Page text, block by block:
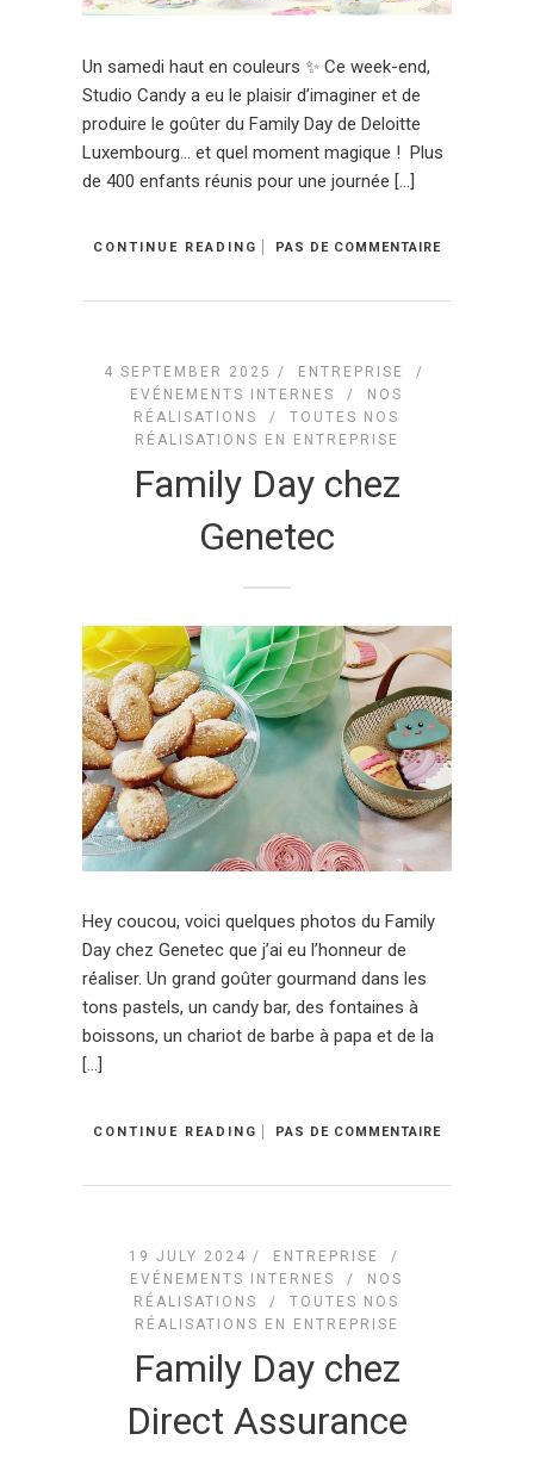
Un samedi haut en couleurs ✨ Ce week-end,
Studio Candy a eu le plaisir d’imaginer et de
produire le goûter du Family Day de Deloitte
Luxembourg… et quel moment magique ! ‍‍‍ Plus
de 400 enfants réunis pour une journée […]
CONTINUE READING PAS DE COMMENTAIRE
4 SEPTEMBER 2025 / ENTREPRISE
/
EVÉNEMENTS INTERNES
/
NOS
RÉALISATIONS
/TOUTES NOS
RÉALISATIONS EN ENTREPRISE
Family Day chez
Genetec
Hey coucou, voici quelques photos du Family
Day chez Genetec que j’ai eu l’honneur de
réaliser. Un grand goûter gourmand dans les
tons pastels, un candy bar, des fontaines à
boissons, un chariot de barbe à papa et de la
[…]
CONTINUE READING PAS DE COMMENTAIRE
19 JULY 2024 / ENTREPRISE
/
EVÉNEMENTS INTERNES
/ NOS
RÉALISATIONS
/TOUTES NOS
RÉALISATIONS EN ENTREPRISE
Family Day chez
Direct Assurance